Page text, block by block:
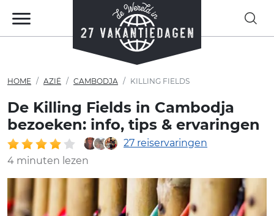
HOME AZIË CAMBODJA KILLING FIELDS
De Killing Fields in Cambodja
bezoeken: info, tips & ervaringen
27 reiservaringen
4 minuten lezen